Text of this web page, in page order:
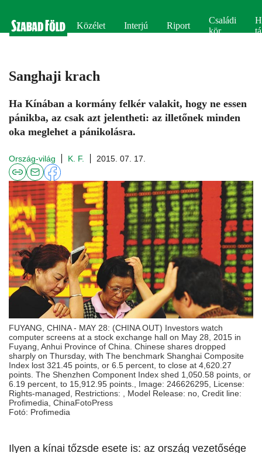
Közélet Interjú Riport
Családi
kör
Sanghaji krach
Ha Kínában a kormány felkér valakit, hogy ne essen
pánikba, az csak azt jelentheti: az illetőnek minden
oka meglehet a pánikolásra.
Ország-világ K. F. 2015. 07. 17.
FUYANG, CHINA - MAY 28: (CHINA OUT) Investors watch
computer screens at a stock exchange hall on May 28, 2015 in
Fuyang, Anhui Province of China. Chinese shares dropped
sharply on Thursday, with The benchmark Shanghai Composite
Index lost 321.45 points, or 6.5 percent, to close at 4,620.27
points. The Shenzhen Component Index shed 1,050.58 points, or
6.19 percent, to 15,912.95 points., Image: 246626295, License:
Rights-managed, Restrictions: , Model Release: no, Credit line:
Profimedia, ChinaFotoPress
Fotó: Profimedia
Ilyen a kínai tőzsde esete is: az ország vezetősége